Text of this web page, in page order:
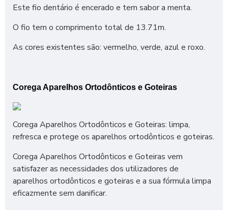
Este fio dentário é encerado e tem sabor a menta.
O fio tem o comprimento total de 13.71m.
As cores existentes são: vermelho, verde, azul e roxo.
Corega Aparelhos Ortodônticos e Goteiras
Corega Aparelhos Ortodônticos e Goteiras: limpa,
refresca e protege os aparelhos ortodônticos e goteiras.
Corega Aparelhos Ortodônticos e Goteiras vem
satisfazer as necessidades dos utilizadores de
aparelhos ortodônticos e goteiras e a sua fórmula limpa
eficazmente sem danificar.